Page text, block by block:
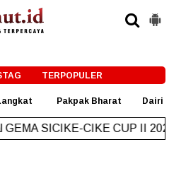
TERPOPULER
Pakpak Bharat Dairi
CUP II 2026, Ini Pesannya